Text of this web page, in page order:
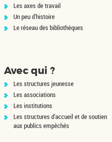
Les axes de travail
Un peu d'histoire
Le réseau des bibliothèques
Avec qui ?
Les structures jeunesse
Les associations
Les institutions
Les structures d'accueil et de soutien
aux publics empêchés